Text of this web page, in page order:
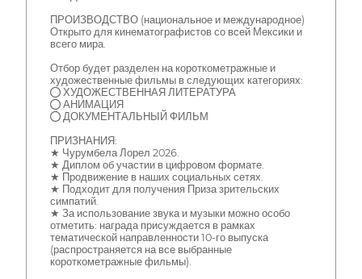
ПРОИЗВОДСТВО (национальное и международное)
Открыто для кинематографистов со всей Мексики и
всего мира.
Отбор будет разделен на короткометражные и
художественные фильмы в следующих категориях:
● ХУДОЖЕСТВЕННАЯ ЛИТЕРАТУРА
● АНИМАЦИЯ
● ДОКУМЕНТАЛЬНЫЙ ФИЛЬМ
ПРИЗНАНИЯ:
★ Чурумбела Лорел 2026.
★ Диплом об участии в цифровом формате.
★ Продвижение в наших социальных сетях.
★ Подходит для получения Приза зрительских
симпатий.
★ За использование звука и музыки можно особо
отметить: награда присуждается в рамках
тематической направленности 10-го выпуска
(распространяется на все выбранные
короткометражные фильмы).